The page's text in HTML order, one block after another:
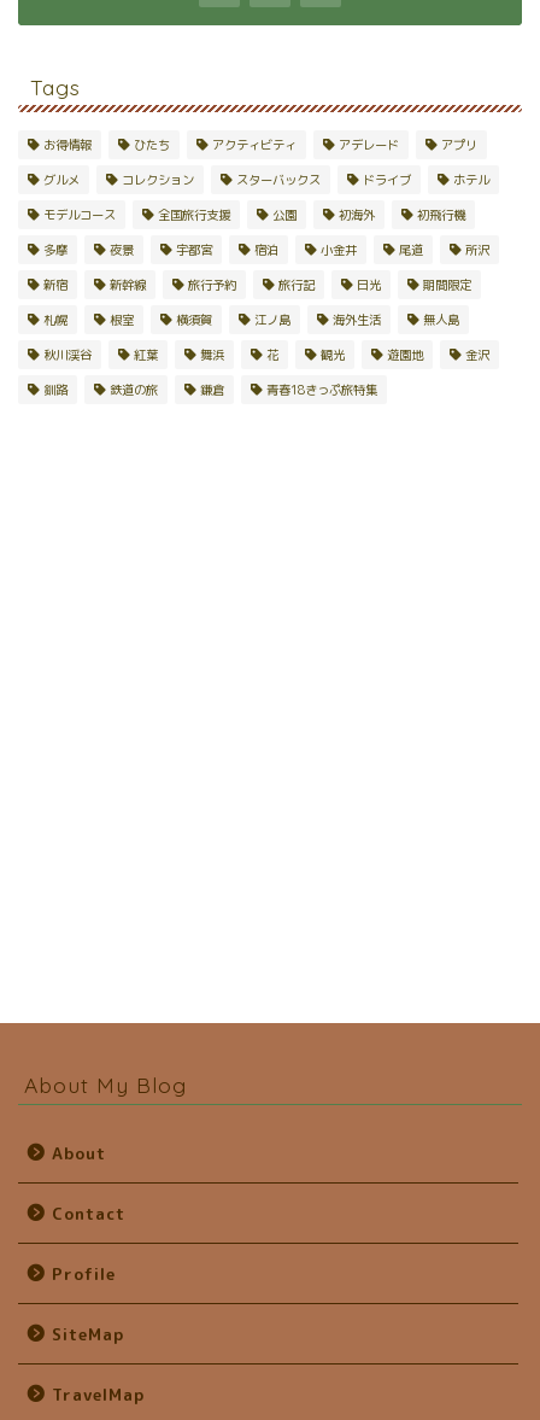
Tags
お得情報 ひたち アクティビティ アデレード アプリ
グルメ コレクション スターバックス ドライブ ホテル
モデルコース 全国旅行支援 公園 初海外 初飛行機
多摩 夜景 宇都宮 宿泊 小金井 尾道 所沢
新宿 新幹線 旅行予約 旅行記 日光 期間限定
札幌 根室 横須賀 江ノ島 海外生活 無人島
秋川渓谷 紅葉 舞浜 花 観光 遊園地 金沢
釧路 鉄道の旅 鎌倉 青春18きっぷ旅特集
About My Blog
About
Contact
Profile
SiteMap
TravelMap